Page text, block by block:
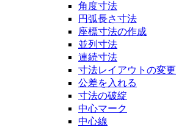
角度寸法
円弧長さ寸法
座標寸法の作成
並列寸法
連続寸法
寸法レイアウトの変更
公差を入れる
寸法の破綻
中心マーク
中心線